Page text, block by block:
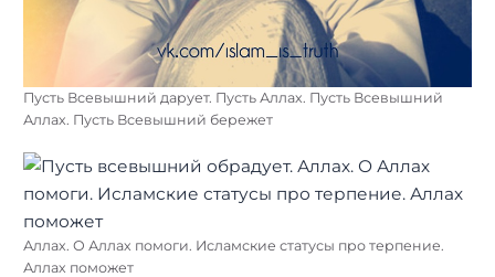
Пусть Всевышний дарует. Пусть Аллах. Пусть Всевышний
Аллах. Пусть Всевышний бережет
Аллах. О Аллах помоги. Исламские статусы про терпение.
Аллах поможет